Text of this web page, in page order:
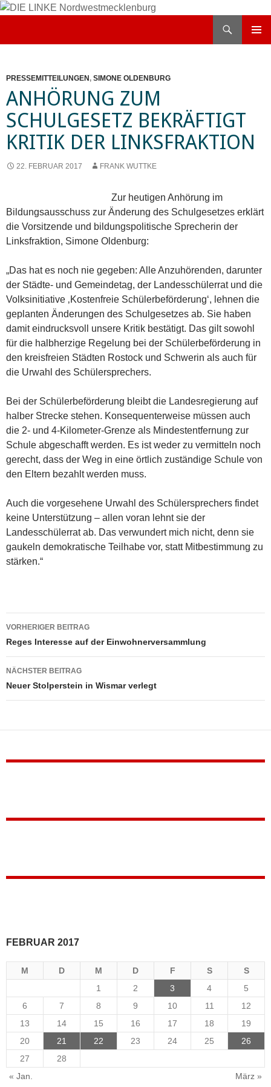
Zum
PRESSEMITTEILUNGEN, SIMONE OLDENBURG
ANHÖRUNG ZUM
SCHULGESETZ BEKRÄFTIGT
KRITIK DER LINKSFRAKTION
22. FEBRUAR 2017 FRANK WUTTKE
Zur heutigen Anhörung im
Bildungsausschuss zur Änderung des Schulgesetzes erklärt
die Vorsitzende und bildungspolitische Sprecherin der
Linksfraktion, Simone Oldenburg:
„Das hat es noch nie gegeben: Alle Anzuhörenden, darunter
der Städte- und Gemeindetag, der Landesschülerrat und die
Volksinitiative ‚Kostenfreie Schülerbeförderung‘, lehnen die
geplanten Änderungen des Schulgesetzes ab. Sie haben
damit eindrucksvoll unsere Kritik bestätigt. Das gilt sowohl
für die halbherzige Regelung bei der Schülerbeförderung in
den kreisfreien Städten Rostock und Schwerin als auch für
die Urwahl des Schülersprechers.
Bei der Schülerbeförderung bleibt die Landesregierung auf
halber Strecke stehen. Konsequenterweise müssen auch
die 2- und 4-Kilometer-Grenze als Mindestentfernung zur
Schule abgeschafft werden. Es ist weder zu vermitteln noch
gerecht, dass der Weg in eine örtlich zuständige Schule von
den Eltern bezahlt werden muss.
Auch die vorgesehene Urwahl des Schülersprechers findet
keine Unterstützung – allen voran lehnt sie der
Landesschülerrat ab. Das verwundert mich nicht, denn sie
gaukeln demokratische Teilhabe vor, statt Mitbestimmung zu
stärken.“
Beitragsnavigation
VORHERIGER BEITRAG
Reges Interesse auf der Einwohnerversammlung
NÄCHSTER BEITRAG
Neuer Stolperstein in Wismar verlegt
FEBRUAR 2017
M D M D F S
S
1
2 3 4
5
6
7 8 9 10 11
12
13
14 15 16 17 18
19
20
21 22 23 24 25
26
27
28
« Jan.
März »